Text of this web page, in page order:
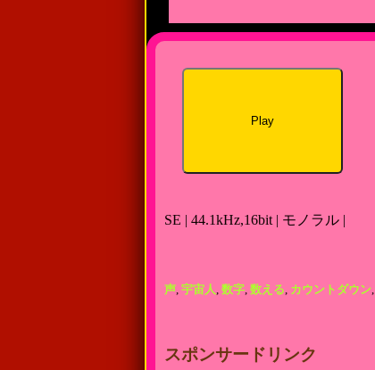
Play
SE | 44.1kHz,16bit | モノラル |
声, 宇宙人, 数字, 数える, カウントダウン,
スポンサードリンク